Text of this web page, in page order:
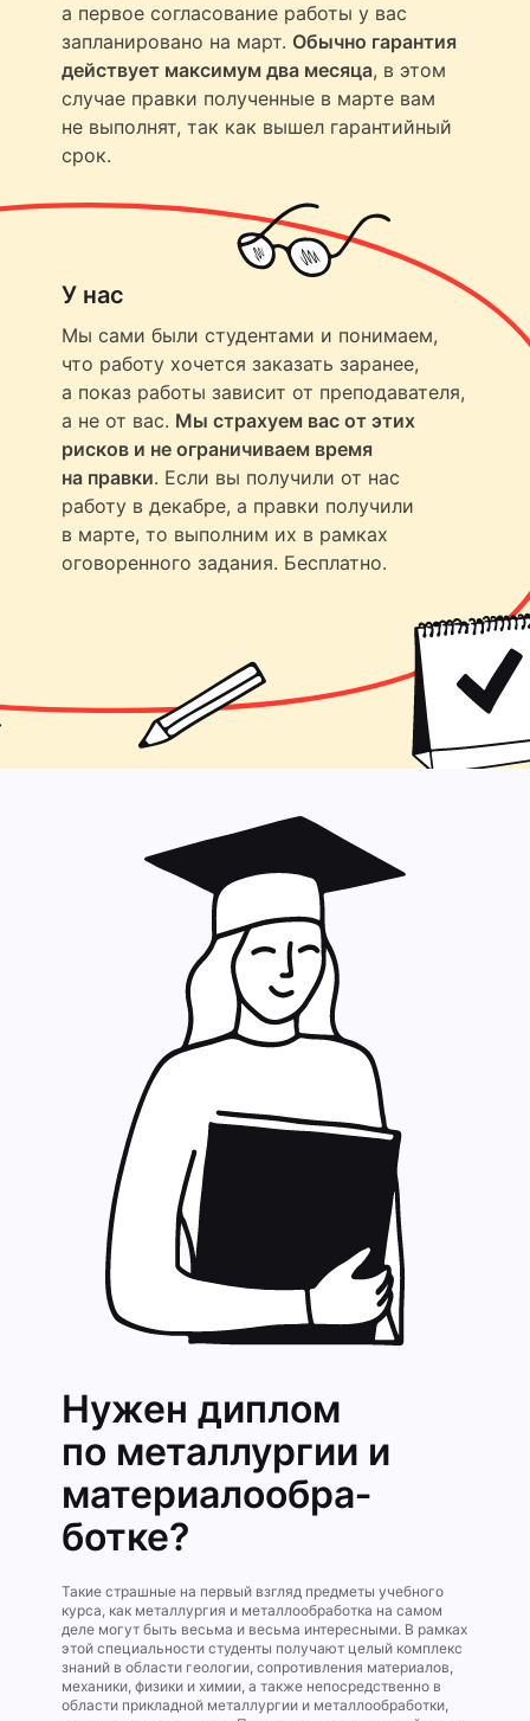
а первое согласование работы у вас
запланировано на март. Обычно гарантия
действует максимум два месяца, в этом
случае правки полученные в марте вам
не выполнят, так как вышел гарантийный
срок.
У нас
Мы сами были студентами и понимаем,
что работу хочется заказать заранее,
а показ работы зависит от преподавателя,
а не от вас. Мы страхуем вас от этих
рисков и не ограничиваем время
на правки. Если вы получили от нас
работу в декабре, а правки получили
в марте, то выполним их в рамках
оговоренного задания. Бесплатно.
Нужен диплом
по металлургии и
материалообра­
ботке?
Такие страшные на первый взгляд предметы учебного
курса, как металлургия и металлообработка на самом
деле могут быть весьма и весьма интересными. В рамках
этой специальности студенты получают целый комплекс
знаний в области геологии, сопротивления материалов,
механики, физики и химии, а также непосредственно в
области прикладной металлургии и металлообработки,